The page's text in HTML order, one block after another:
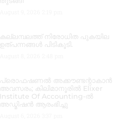
കല്ലമ്പലത്ത് നിരോധിത പുകയില
ഉത്പന്നങ്ങൾ പിടികൂടി.
പ്രൊഫഷണൽ അക്കൗണ്ടന്റാകാൻ
അവസരം; കിലിമാനൂരിൽ Elixer
Institute Of Accounting-ൽ
അഡ്മിഷൻ ആരംഭിച്ചു